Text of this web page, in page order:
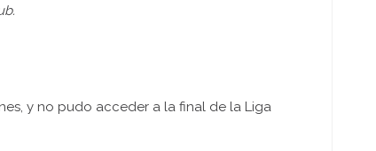
y no pudo acceder a la final de la Liga